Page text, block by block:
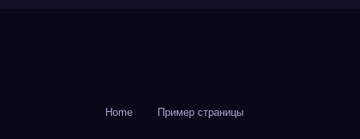
Home Пример страницы